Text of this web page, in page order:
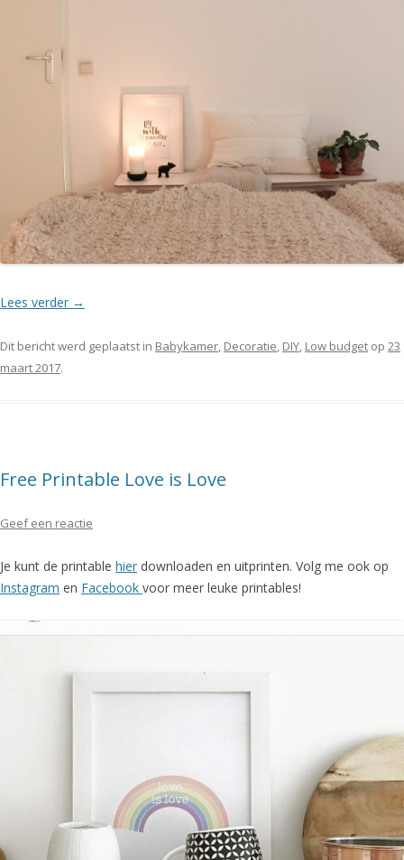
Lees verder →
Dit bericht werd geplaatst in Babykamer, Decoratie, DIY, Low budget op 23
maart 2017.
Free Printable Love is Love
Geef een reactie
Je kunt de printable hier downloaden en uitprinten. Volg me ook op
Instagram en Facebook voor meer leuke printables!